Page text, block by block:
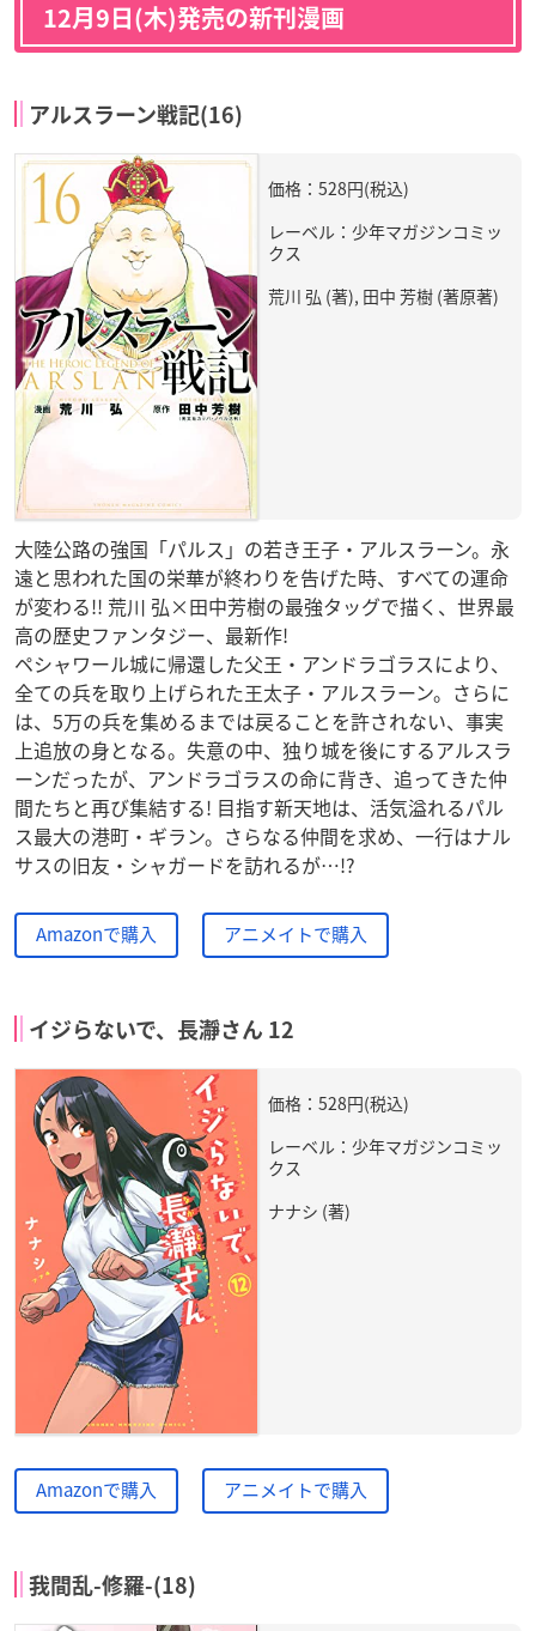
12月9日(木)発売の新刊漫画
アルスラーン戦記(16)
価格：528円(税込)
レーベル：少年マガジンコミッ
クス
荒川 弘 (著), 田中 芳樹 (著原著)
大陸公路の強国「パルス」の若き王子・アルスラーン。永
遠と思われた国の栄華が終わりを告げた時、すべての運命
が変わる!! 荒川 弘×田中芳樹の最強タッグで描く、世界最
高の歴史ファンタジー、最新作!
ペシャワール城に帰還した父王・アンドラゴラスにより、
全ての兵を取り上げられた王太子・アルスラーン。さらに
は、5万の兵を集めるまでは戻ることを許されない、事実
上追放の身となる。失意の中、独り城を後にするアルスラ
ーンだったが、アンドラゴラスの命に背き、追ってきた仲
間たちと再び集結する! 目指す新天地は、活気溢れるパル
ス最大の港町・ギラン。さらなる仲間を求め、一行はナル
サスの旧友・シャガードを訪れるが…!?
Amazonで購入 アニメイトで購入
イジらないで、長瀞さん 12
価格：528円(税込)
レーベル：少年マガジンコミッ
クス
ナナシ (著)
Amazonで購入 アニメイトで購入
我間乱-修羅-(18)